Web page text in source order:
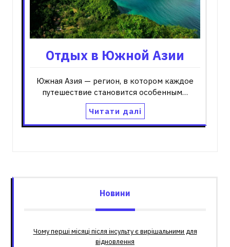
Отдых в Южной Азии
Южная Азия — регион, в котором каждое
путешествие становится особенным…
Читати далі
Новини
Чому перші місяці після інсульту є вирішальними для
відновлення